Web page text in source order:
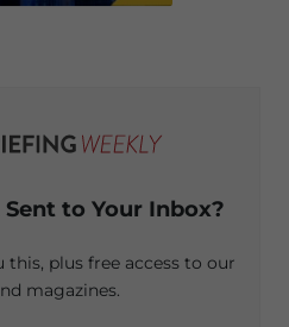
to Your Inbox?
plus free access to our
magazines.